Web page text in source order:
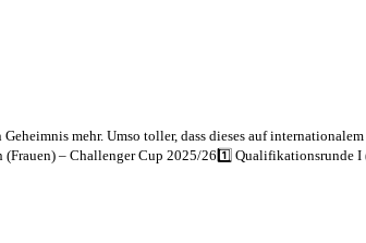
mehr. Umso toller, dass dieses auf
– Challenger Cup 2025/261️⃣ Qualifikationsrunde